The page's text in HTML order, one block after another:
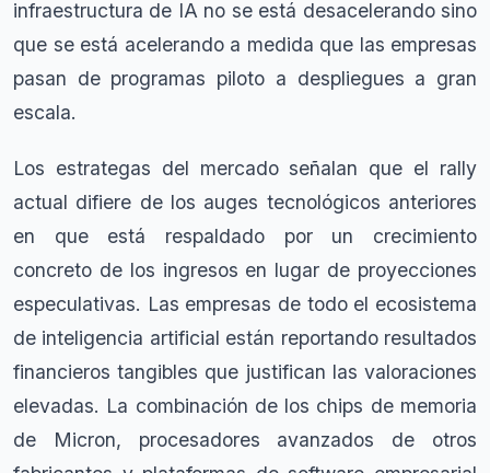
infraestructura de IA no se está desacelerando sino
que se está acelerando a medida que las empresas
pasan de programas piloto a despliegues a gran
escala.
Los estrategas del mercado señalan que el rally
actual difiere de los auges tecnológicos anteriores
en que está respaldado por un crecimiento
concreto de los ingresos en lugar de proyecciones
especulativas. Las empresas de todo el ecosistema
de inteligencia artificial están reportando resultados
financieros tangibles que justifican las valoraciones
elevadas. La combinación de los chips de memoria
de Micron, procesadores avanzados de otros